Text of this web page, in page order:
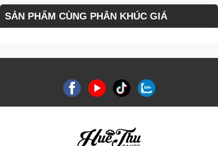
SẢN PHẨM CÙNG PHÂN KHÚC GIÁ